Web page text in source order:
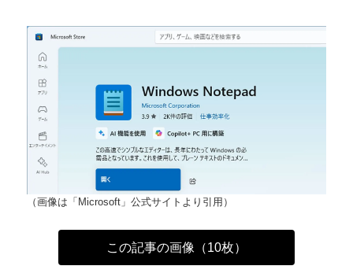
（画像は「Microsoft」公式サイトより引用）
この記事の画像（10枚）